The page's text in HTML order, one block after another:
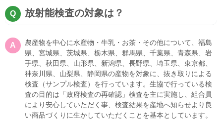
放射能検査の対象は？
農産物を中心に水産物・牛乳・お茶・その他について、福島
県、宮城県、茨城県、栃木県、群馬県、千葉県、青森県、岩
手県、秋田県、山形県、新潟県、長野県、埼玉県、東京都、
神奈川県、山梨県、静岡県の産物を対象に、抜き取りによる
検査（サンプル検査）を行っています。生協で行っている検
査の目的は「政府検査の再確認」検査を主に実施し、組合員
により安心していただく事、検査結果を産地へ知らせより良
い商品づくりに生かしていただくことを基本としています。